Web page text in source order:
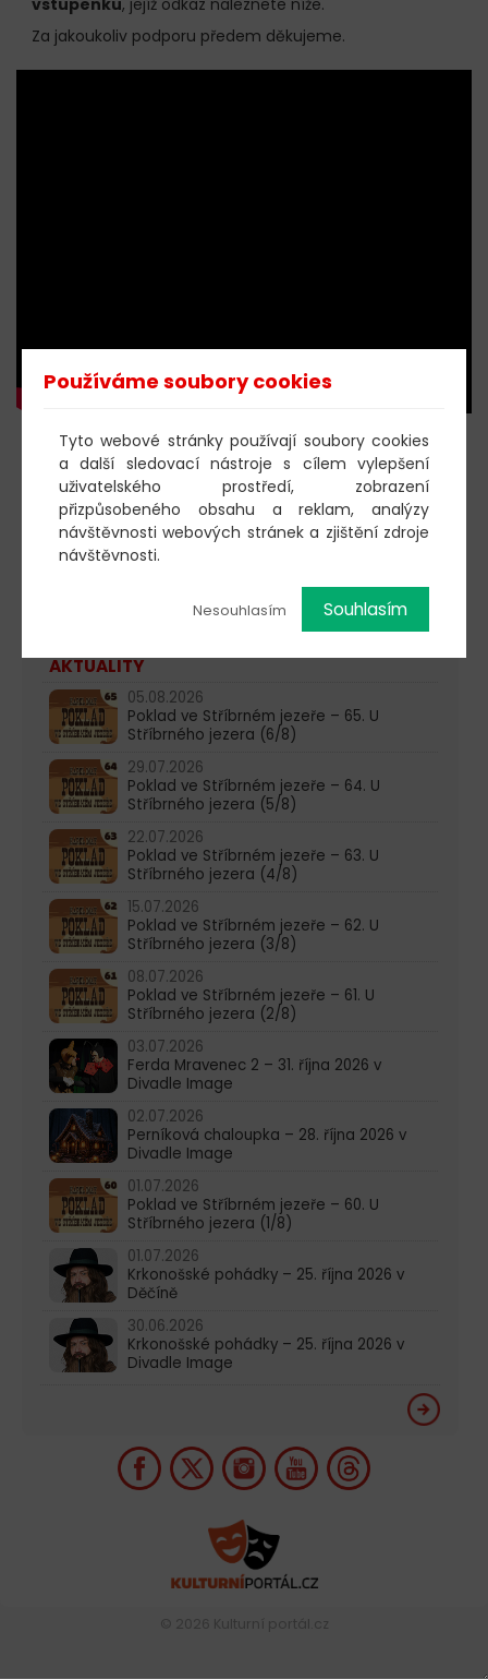
vstupenku, jejíž odkaz naleznete níže.
Za jakoukoliv podporu předem děkujeme.
KOUPIT DOBROVOLNOU
VSTUPENKU
603 805 271
pondělí-čtvrtek: 10:00-16:00
AKTUALITY
05.08.2026
Poklad ve Stříbrném jezeře – 65. U
Stříbrného jezera (6/8)
29.07.2026
Poklad ve Stříbrném jezeře – 64. U
Stříbrného jezera (5/8)
22.07.2026
Poklad ve Stříbrném jezeře – 63. U
Stříbrného jezera (4/8)
15.07.2026
Poklad ve Stříbrném jezeře – 62. U
Stříbrného jezera (3/8)
08.07.2026
Poklad ve Stříbrném jezeře – 61. U
Stříbrného jezera (2/8)
03.07.2026
Ferda Mravenec 2 – 31. října 2026 v
Divadle Image
02.07.2026
Perníková chaloupka – 28. října 2026 v
Divadle Image
01.07.2026
Poklad ve Stříbrném jezeře – 60. U
Stříbrného jezera (1/8)
01.07.2026
Krkonošské pohádky – 25. října 2026 v
Děčíně
30.06.2026
Krkonošské pohádky – 25. října 2026 v
Divadle Image
© 2026 Kulturní portál.cz
Používáme soubory cookies
Tyto webové stránky používají soubory cookies
a další sledovací nástroje s cílem vylepšení
uživatelského prostředí, zobrazení
přizpůsobeného obsahu a reklam, analýzy
návštěvnosti webových stránek a zjištění zdroje
návštěvnosti.
Nesouhlasím Souhlasím